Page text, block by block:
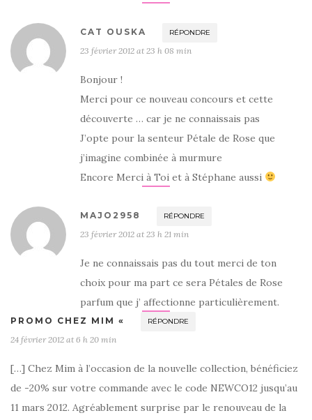
CAT OUSKA RÉPONDRE
23 février 2012 at 23 h 08 min
Bonjour !
Merci pour ce nouveau concours et cette
découverte … car je ne connaissais pas
J’opte pour la senteur Pétale de Rose que
j’imagine combinée à murmure
Encore Merci à Toi et à Stéphane aussi
MAJO2958 RÉPONDRE
23 février 2012 at 23 h 21 min
Je ne connaissais pas du tout merci de ton
choix pour ma part ce sera Pétales de Rose
parfum que j’ affectionne particulièrement.
PROMO CHEZ MIM « RÉPONDRE
24 février 2012 at 6 h 20 min
[…] Chez Mim à l’occasion de la nouvelle collection, bénéficiez
de -20% sur votre commande avec le code NEWCO12 jusqu’au
11 mars 2012. Agréablement surprise par le renouveau de la